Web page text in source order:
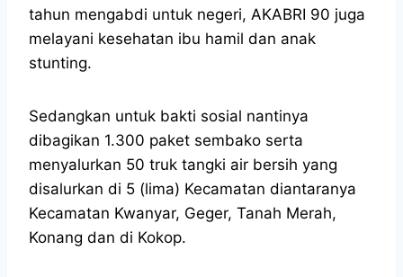
tahun mengabdi untuk negeri, AKABRI 90 juga
melayani kesehatan ibu hamil dan anak
stunting.
Sedangkan untuk bakti sosial nantinya
dibagikan 1.300 paket sembako serta
menyalurkan 50 truk tangki air bersih yang
disalurkan di 5 (lima) Kecamatan diantaranya
Kecamatan Kwanyar, Geger, Tanah Merah,
Konang dan di Kokop.